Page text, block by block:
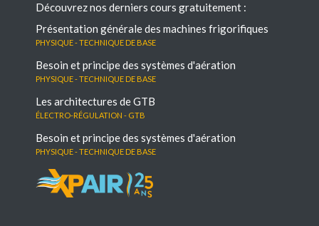
Découvrez nos derniers cours gratuitement :
Présentation générale des machines frigorifiques
Physique - Technique de base
Besoin et principe des systèmes d'aération
Physique - Technique de base
Les architectures de GTB
électro-régulation - GTB
Besoin et principe des systèmes d'aération
Physique - Technique de base